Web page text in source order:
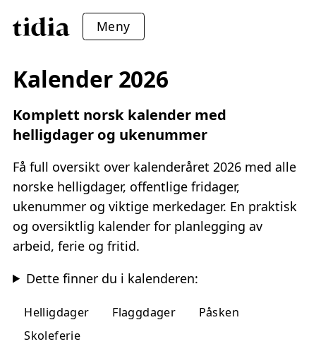
Meny
Kalender 2026
Komplett norsk kalender med
helligdager og ukenummer
Få full oversikt over kalenderåret 2026 med alle
norske helligdager, offentlige fridager,
ukenummer og viktige merkedager. En praktisk
og oversiktlig kalender for planlegging av
arbeid, ferie og fritid.
Dette finner du i kalenderen:
Helligdager Flaggdager
Påsken
Skoleferie